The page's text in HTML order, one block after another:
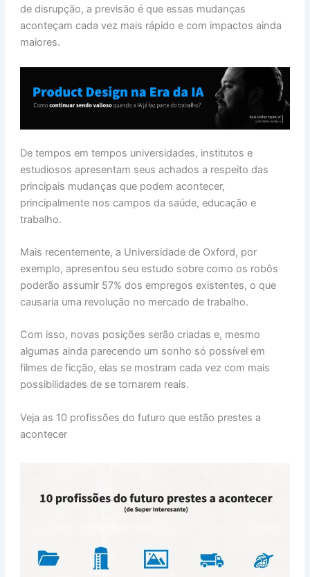
de disrupção, a previsão é que essas mudanças
aconteçam cada vez mais rápido e com impactos ainda
maiores.
De tempos em tempos universidades, institutos e
estudiosos apresentam seus achados a respeito das
principais mudanças que podem acontecer,
principalmente nos campos da saúde, educação e
trabalho.
Mais recentemente, a Universidade de Oxford, por
exemplo, apresentou seu estudo sobre como os robôs
poderão assumir 57% dos empregos existentes, o que
causaria uma revolução no mercado de trabalho.
Com isso, novas posições serão criadas e, mesmo
algumas ainda parecendo um sonho só possível em
filmes de ficção, elas se mostram cada vez com mais
possibilidades de se tornarem reais.
Veja as 10 profissões do futuro que estão prestes a
acontecer